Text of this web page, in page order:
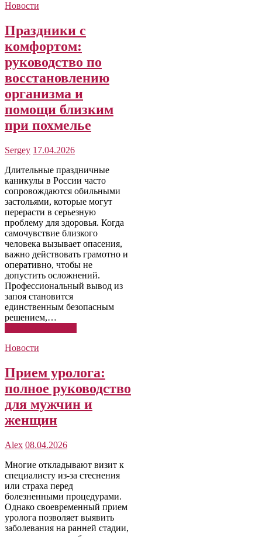
Новости
Праздники с
комфортом:
руководство по
восстановлению
организма и
помощи близким
при похмелье
Sergey 17.04.2026
Длительные праздничные
каникулы в России часто
сопровождаются обильными
застольями, которые могут
перерасти в серьезную
проблему для здоровья. Когда
самочувствие близкого
человека вызывает опасения,
важно действовать грамотно и
оперативно, чтобы не
допустить осложнений.
Профессиональный вывод из
запоя становится
единственным безопасным
решением,…
Новости
Прием уролога:
полное руководство
для мужчин и
женщин
Alex 08.04.2026
Многие откладывают визит к
специалисту из-за стеснения
или страха перед
болезненными процедурами.
Однако своевременный прием
уролога позволяет выявить
заболевания на ранней стадии,